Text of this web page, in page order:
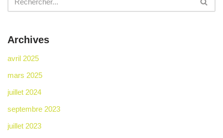
Archives
avril 2025
mars 2025
juillet 2024
septembre 2023
juillet 2023